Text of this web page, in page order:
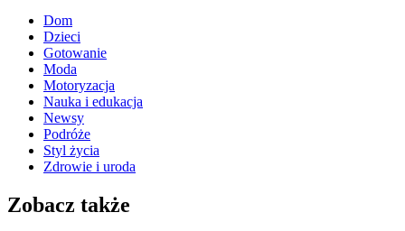
Dom
Dzieci
Gotowanie
Moda
Motoryzacja
Nauka i edukacja
Newsy
Podróże
Styl życia
Zdrowie i uroda
Zobacz także